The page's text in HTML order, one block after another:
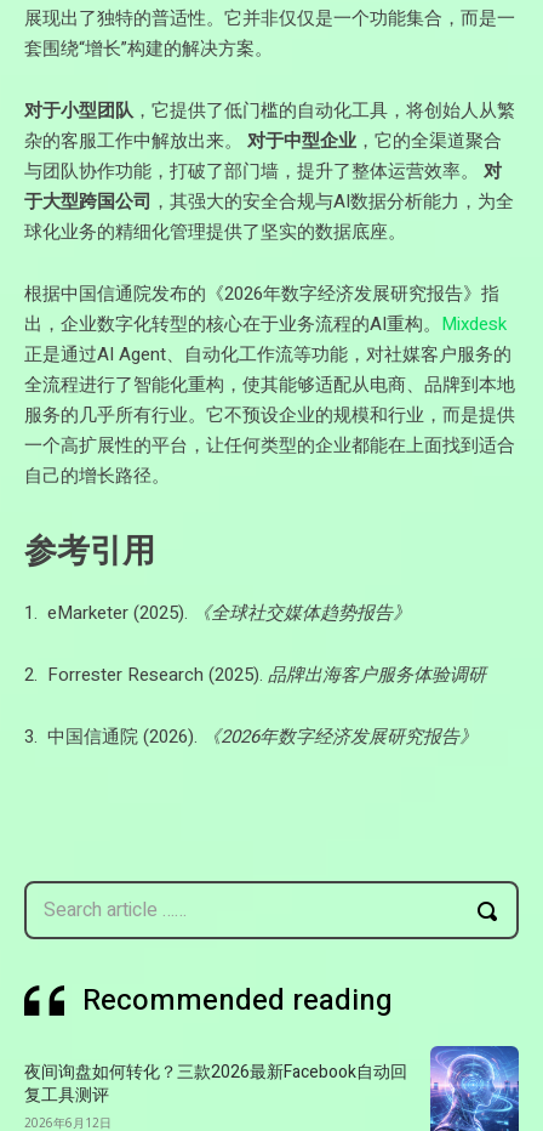
展现出了独特的普适性。它并非仅仅是一个功能集合，而是一
套围绕“增长”构建的解决方案。
对于小型团队，它提供了低门槛的自动化工具，将创始人从繁
杂的客服工作中解放出来。 对于中型企业 ，它的全渠道聚合
与团队协作功能，打破了部门墙，提升了整体运营效率。 对
于大型跨国公司 ，其强大的安全合规与AI数据分析能力，为全
球化业务的精细化管理提供了坚实的数据底座。
根据中国信通院发布的《2026年数字经济发展研究报告》指
出，企业数字化转型的核心在于业务流程的AI重构。 Mixdesk
正是通过AI Agent、自动化工作流等功能，对社媒客户服务的
全流程进行了智能化重构，使其能够适配从电商、品牌到本地
服务的几乎所有行业。它不预设企业的规模和行业，而是提供
一个高扩展性的平台，让任何类型的企业都能在上面找到适合
自己的增长路径。
参考引用
1. eMarketer (2025). 《全球社交媒体趋势报告》
2. Forrester Research (2025). 品牌出海客户服务体验调研
3. 中国信通院 (2026). 《2026年数字经济发展研究报告》
Search article ……
Recommended reading
夜间询盘如何转化？三款2026最新Facebook自动回
复工具测评
2026年6月12日